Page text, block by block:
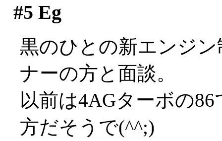
#5 Eg
黒のひとの新エンジ
ナーの方と面談。
以前は4AGターボの
方だそうで(^^;)